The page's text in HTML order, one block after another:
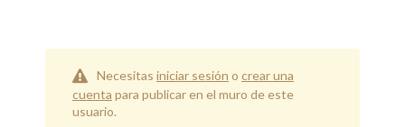
Necesitas iniciar sesión o crear una
cuenta para publicar en el muro de este
usuario.